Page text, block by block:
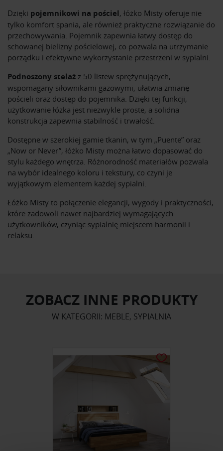
Dzięki pojemnikowi na pościel, łóżko Misty oferuje nie
tylko komfort spania, ale również praktyczne rozwiązanie do
przechowywania. Pojemnik zapewnia łatwy dostęp do
schowanej bielizny pościelowej, co pozwala na utrzymanie
porządku i efektywne wykorzystanie przestrzeni w sypialni.
Podnoszony stelaż z 50 listew sprężynujących,
wspomagany siłownikami gazowymi, ułatwia zmianę
pościeli oraz dostęp do pojemnika. Dzięki tej funkcji,
użytkowanie łóżka jest niezwykle proste, a solidna
konstrukcja zapewnia stabilność i trwałość.
Dostępne w szerokiej gamie tkanin, w tym „Puente” oraz
„Now or Never”, łóżko Misty można łatwo dopasować do
stylu każdego wnętrza. Różnorodność materiałów pozwala
na wybór idealnego koloru i tekstury, co czyni je
wyjątkowym elementem każdej sypialni.
Łóżko Misty to połączenie elegancji, wygody i praktyczności,
które zadowoli nawet najbardziej wymagających
użytkowników, czyniąc sypialnię miejscem harmonii i
relaksu.
ZOBACZ INNE PRODUKTY
W KATEGORII: MEBLE, SYPIALNIA